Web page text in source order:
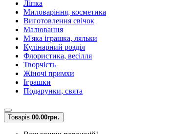
Ліпка
Миловаріння, косметика
Виготовлення свічок
Малювання
М'яка іграшка, ляльки
Кулінарний розділ
Флористика, весілля
Творчість
Жіночі примхи
Іграшки
Подарунки, свята
Товарів 00.00грн.